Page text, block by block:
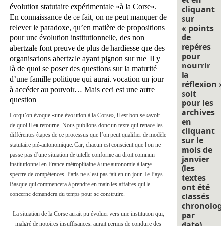
évolution statutaire expérimentale «à la Corse».
En connaissance de ce fait, on ne peut manquer de
relever le paradoxe, qu’en matière de propositions
pour une évolution institutionnelle, des non
abertzale font preuve de plus de hardiesse que des
organisations abertzale ayant pignon sur rue. Il y
là de quoi se poser des questions sur la maturité
d’une famille politique qui aurait vocation un jour
à accéder au pouvoir… Mais ceci est une autre
question.
Lorqu’on évoque «une évolution à la Corse», il est bon se savoir
de quoi il en retourne. Nous publions donc un texte qui retrace les
différentes étapes de ce processus que l’on peut qualifier de modèle
statutaire pré-autonomique. Car, chacun est conscient que l’on ne
passe pas d’une situation de tutelle conforme au droit commun
institutionnel en France métroplitaine à une autonomie à large
spectre de compétences. Paris ne s’est pas fait en un jour. Le Pays
Basque qui commencera à prendre en main les affaires qui le
concerne demandera du temps pour se construire.
La situation de la Corse aurait pu évoluer vers une institution qui,
malgré de notoires insuffisances, aurait permis de conduire des
cliquant
sur
« points
de
repéres
pour
nourrir
la
réflexion
soit
pour les
archives
en
cliquant
sur le
mois de
janvier
(les
textes
ont été
classés
par